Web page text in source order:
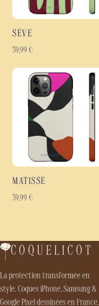
SÈVE
39,99 €
MATISSE
39,99 €
COQUELICOT
La protection transformée en
style. Coques iPhone, Samsung &
Google Pixel dessinées en France.